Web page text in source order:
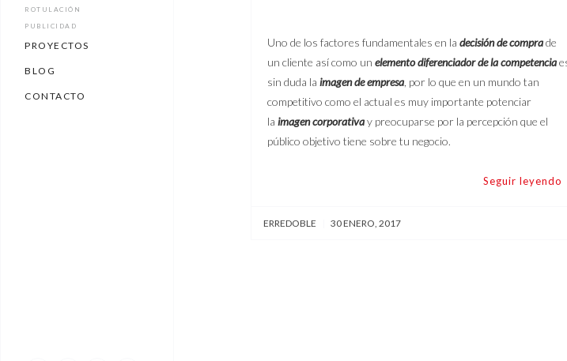
ROTULACIÓN
PUBLICIDAD
PROYECTOS
BLOG
CONTACTO
Uno de los factores fundamentales en la decisión de comprade
un cliente así como un elemento diferenciador de la competencia
sin duda la imagen de empresa, por lo que en un mundo tan
competitivo como el actual es muy importante potenciar
la imagen corporativay preocuparse por la percepción que el
público objetivo tiene sobre tu negocio.
Seguir leyendo
ERREDOBLE 30 ENERO, 2017